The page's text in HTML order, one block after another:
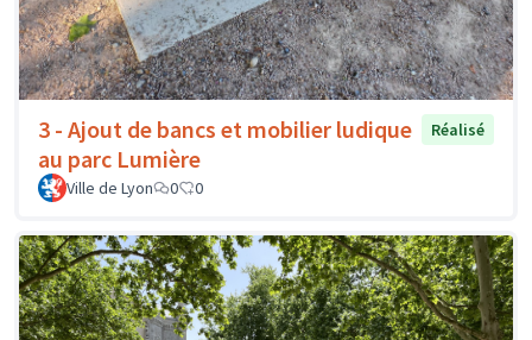
3 - Ajout de bancs et mobilier ludique
au parc Lumière
Réalisé
Ville de Lyon 0 0